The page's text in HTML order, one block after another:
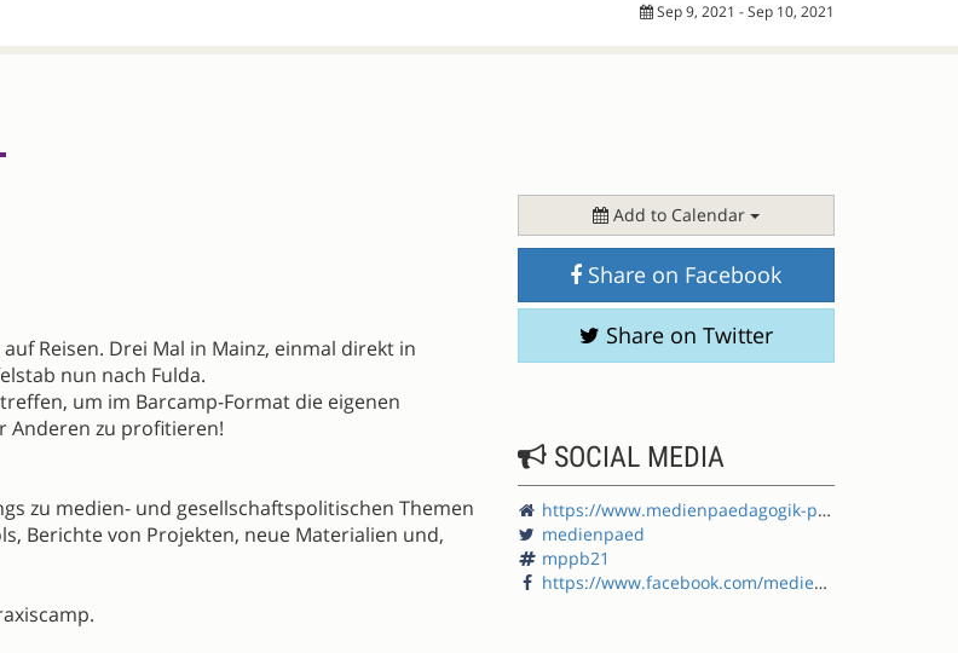
Sep 9, 2021 - Sep 10, 2021
Reisen. Drei Mal in Mainz, einmal direkt in
nun nach Fulda.
um im Barcamp-Format die eigenen
Anderen zu profitieren!
zu medien- und gesellschaftspolitischen Themen
Berichte von Projekten, neue Materialien und,
Add to Calendar
Share on Facebook
Share on Twitter
SOCIAL MEDIA
https://www.medienpaedagogik-praxis.de/
medienpaed
mppb21
https://www.facebook.com/medienpaedagogik/